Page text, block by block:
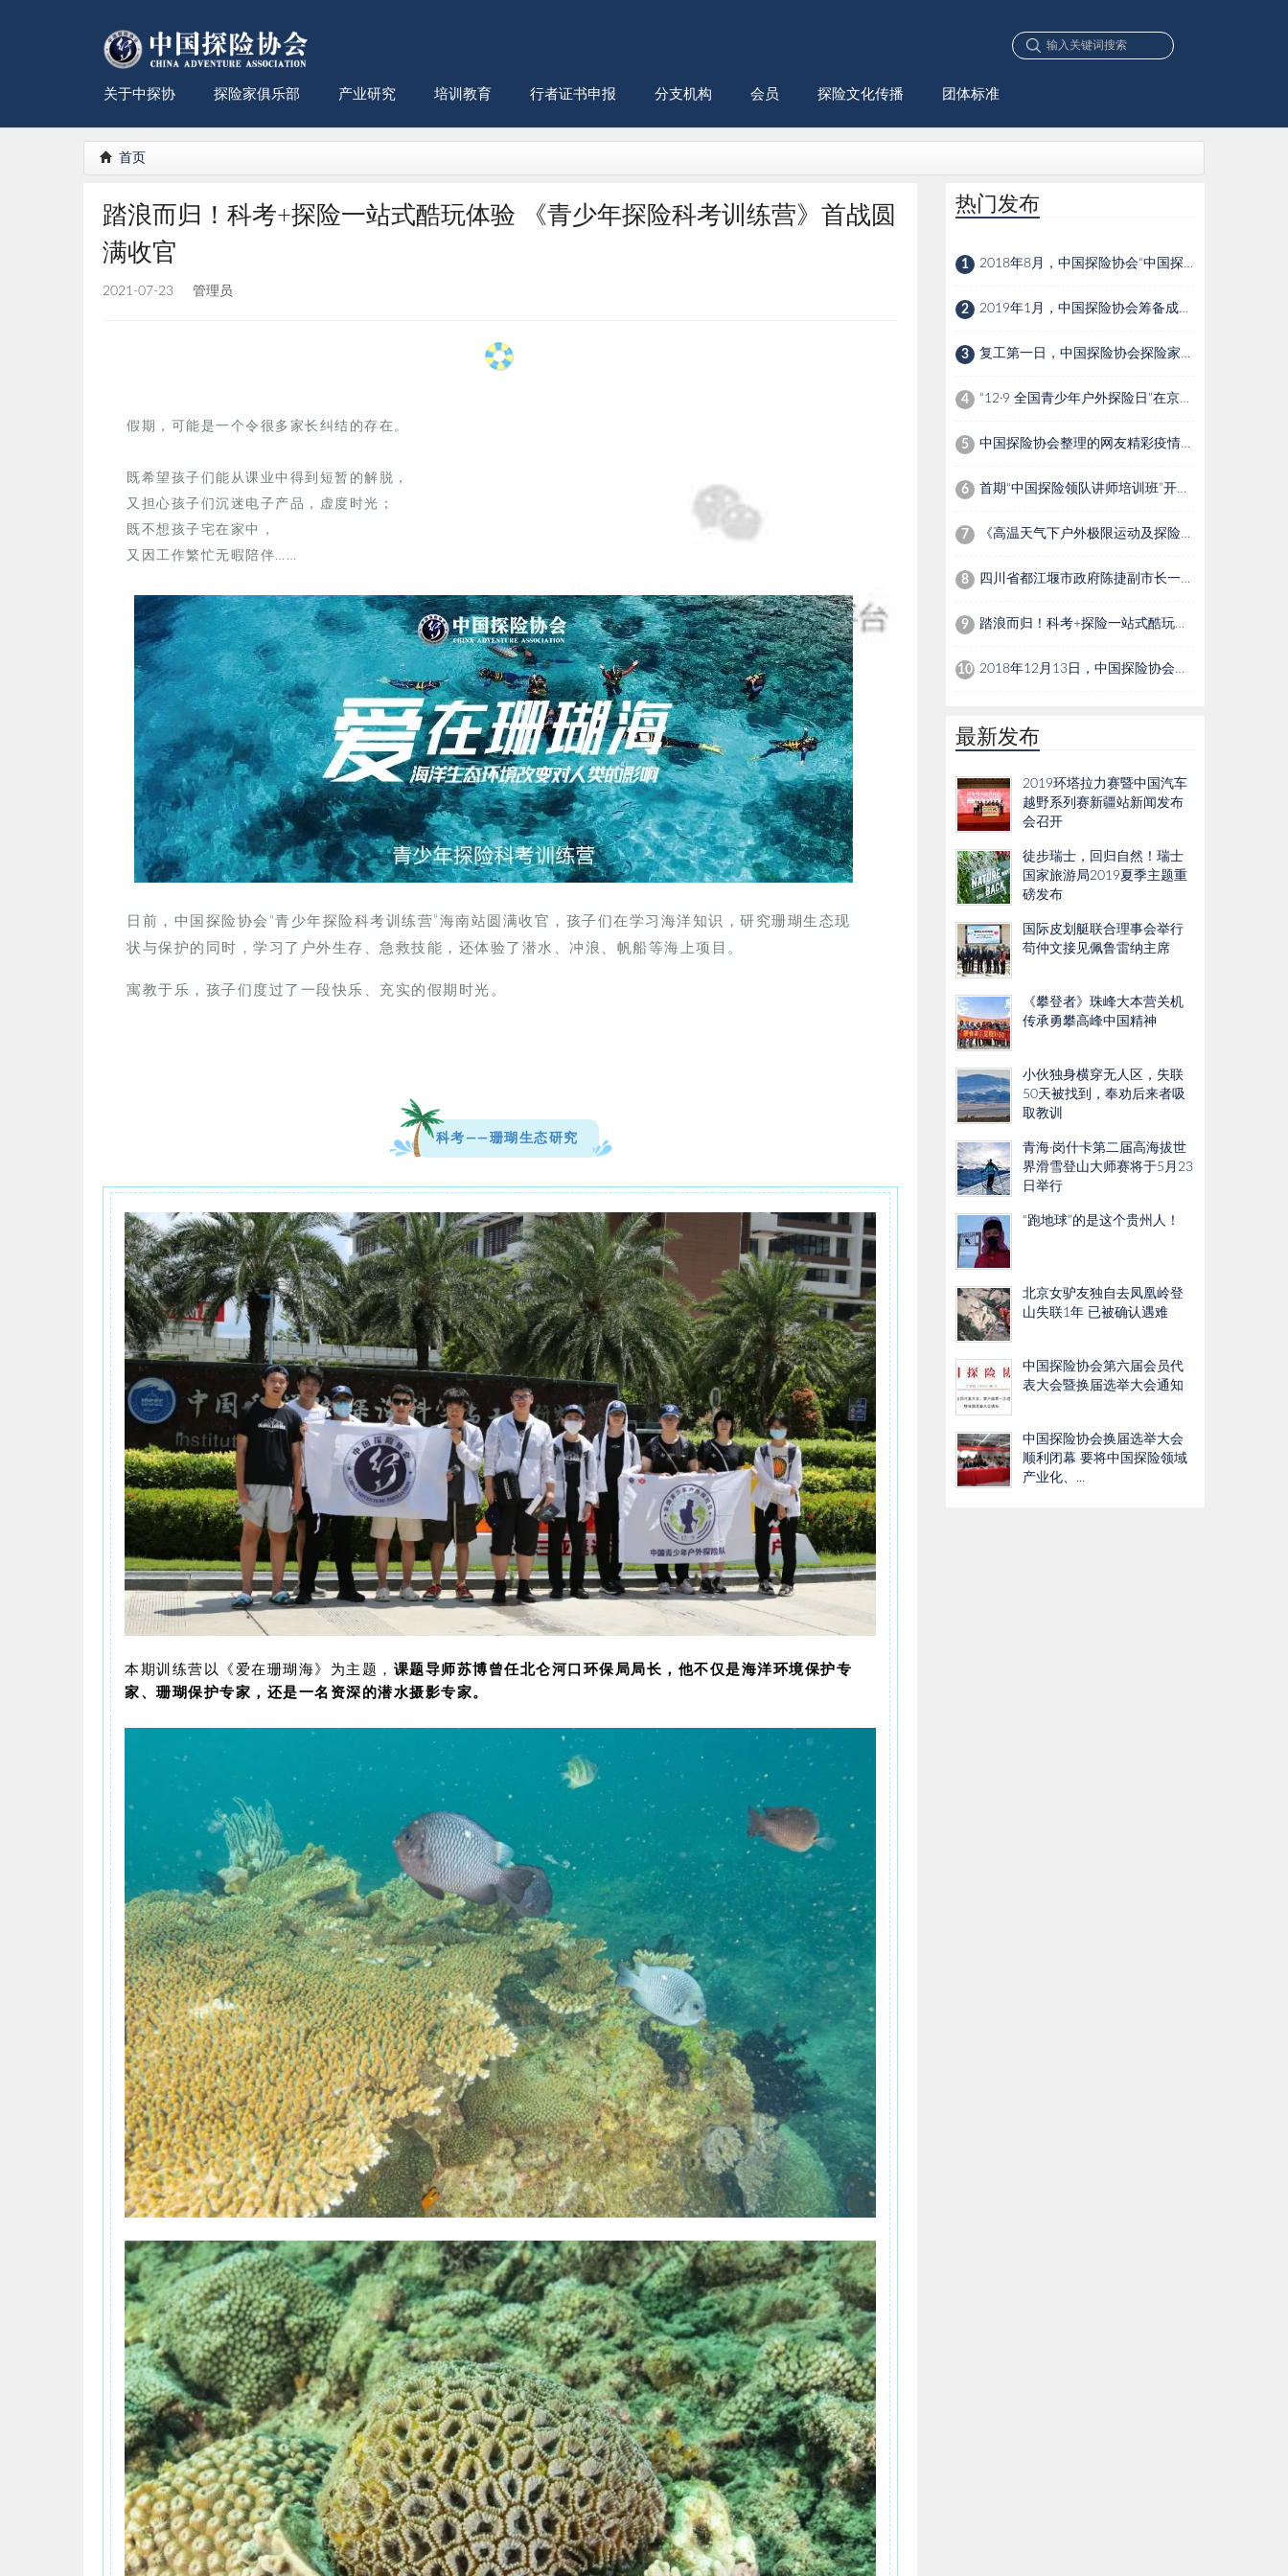
关于中探协 探险家俱乐部 产业研究 培训教育 行者证书申报 分支机构 会员 探险文化传播 团体标准
首页
踏浪而归！科考+探险一站式酷玩体验 《青少年探险科考训练营》首战圆
满收官
2021-07-23 管理员
假期，可能是一个令很多家长纠结的存在。
既希望孩子们能从课业中得到短暂的解脱，
又担心孩子们沉迷电子产品，虚度时光；
既不想孩子宅在家中，
又因工作繁忙无暇陪伴……
日前，中国探险协会“青少年探险科考训练营”海南站圆满收官，孩子们在学习海洋知识，研究珊瑚生态现
状与保护的同时，学习了户外生存、急救技能，还体验了潜水、冲浪、帆船等海上项目。
寓教于乐，孩子们度过了一段快乐、充实的假期时光。
科考——珊瑚生态研究
本期训练营以《爱在珊瑚海》为主题， 课题导师苏博曾任北仑河口环保局局长，他不仅是海洋环境保护专
家、珊瑚保护专家，还是一名资深的潜水摄影专家。
热门发布
1 2018年8月，中国探险协会“中国探险家俱乐部”成立
2 2019年1月，中国探险协会筹备成立中国探险研究院
3 复工第一日，中国探险协会探险家带你“云探险”
4 “12·9 全国青少年户外探险日”在京发布
5 中国探险协会整理的网友精彩疫情文案，温暖全在这里了！
6 首期“中国探险领队讲师培训班”开班，中国探险协会构建中国探险培训体系
7 《高温天气下户外极限运动及探险活动指南》团体标准发布
8 四川省都江堰市政府陈捷副市长一行到访中国探险协会
9 踏浪而归！科考+探险一站式酷玩体验 《青少年探险科考训练营》首战圆满收官
10 2018年12月13日，中国探险协会在北京召开第五届第五次理事会
最新发布
2019环塔拉力赛暨中国汽车
越野系列赛新疆站新闻发布
会召开
徒步瑞士，回归自然！瑞士
国家旅游局2019夏季主题重
磅发布
国际皮划艇联合理事会举行
苟仲文接见佩鲁雷纳主席
《攀登者》珠峰大本营关机
传承勇攀高峰中国精神
小伙独身横穿无人区，失联
50天被找到，奉劝后来者吸
取教训
青海·岗什卡第二届高海拔世
界滑雪登山大师赛将于5月23
日举行
“跑地球”的是这个贵州人！
北京女驴友独自去凤凰岭登
山失联1年 已被确认遇难
中国探险协会第六届会员代
表大会暨换届选举大会通知
中国探险协会换届选举大会
顺利闭幕 要将中国探险领域
产业化、...